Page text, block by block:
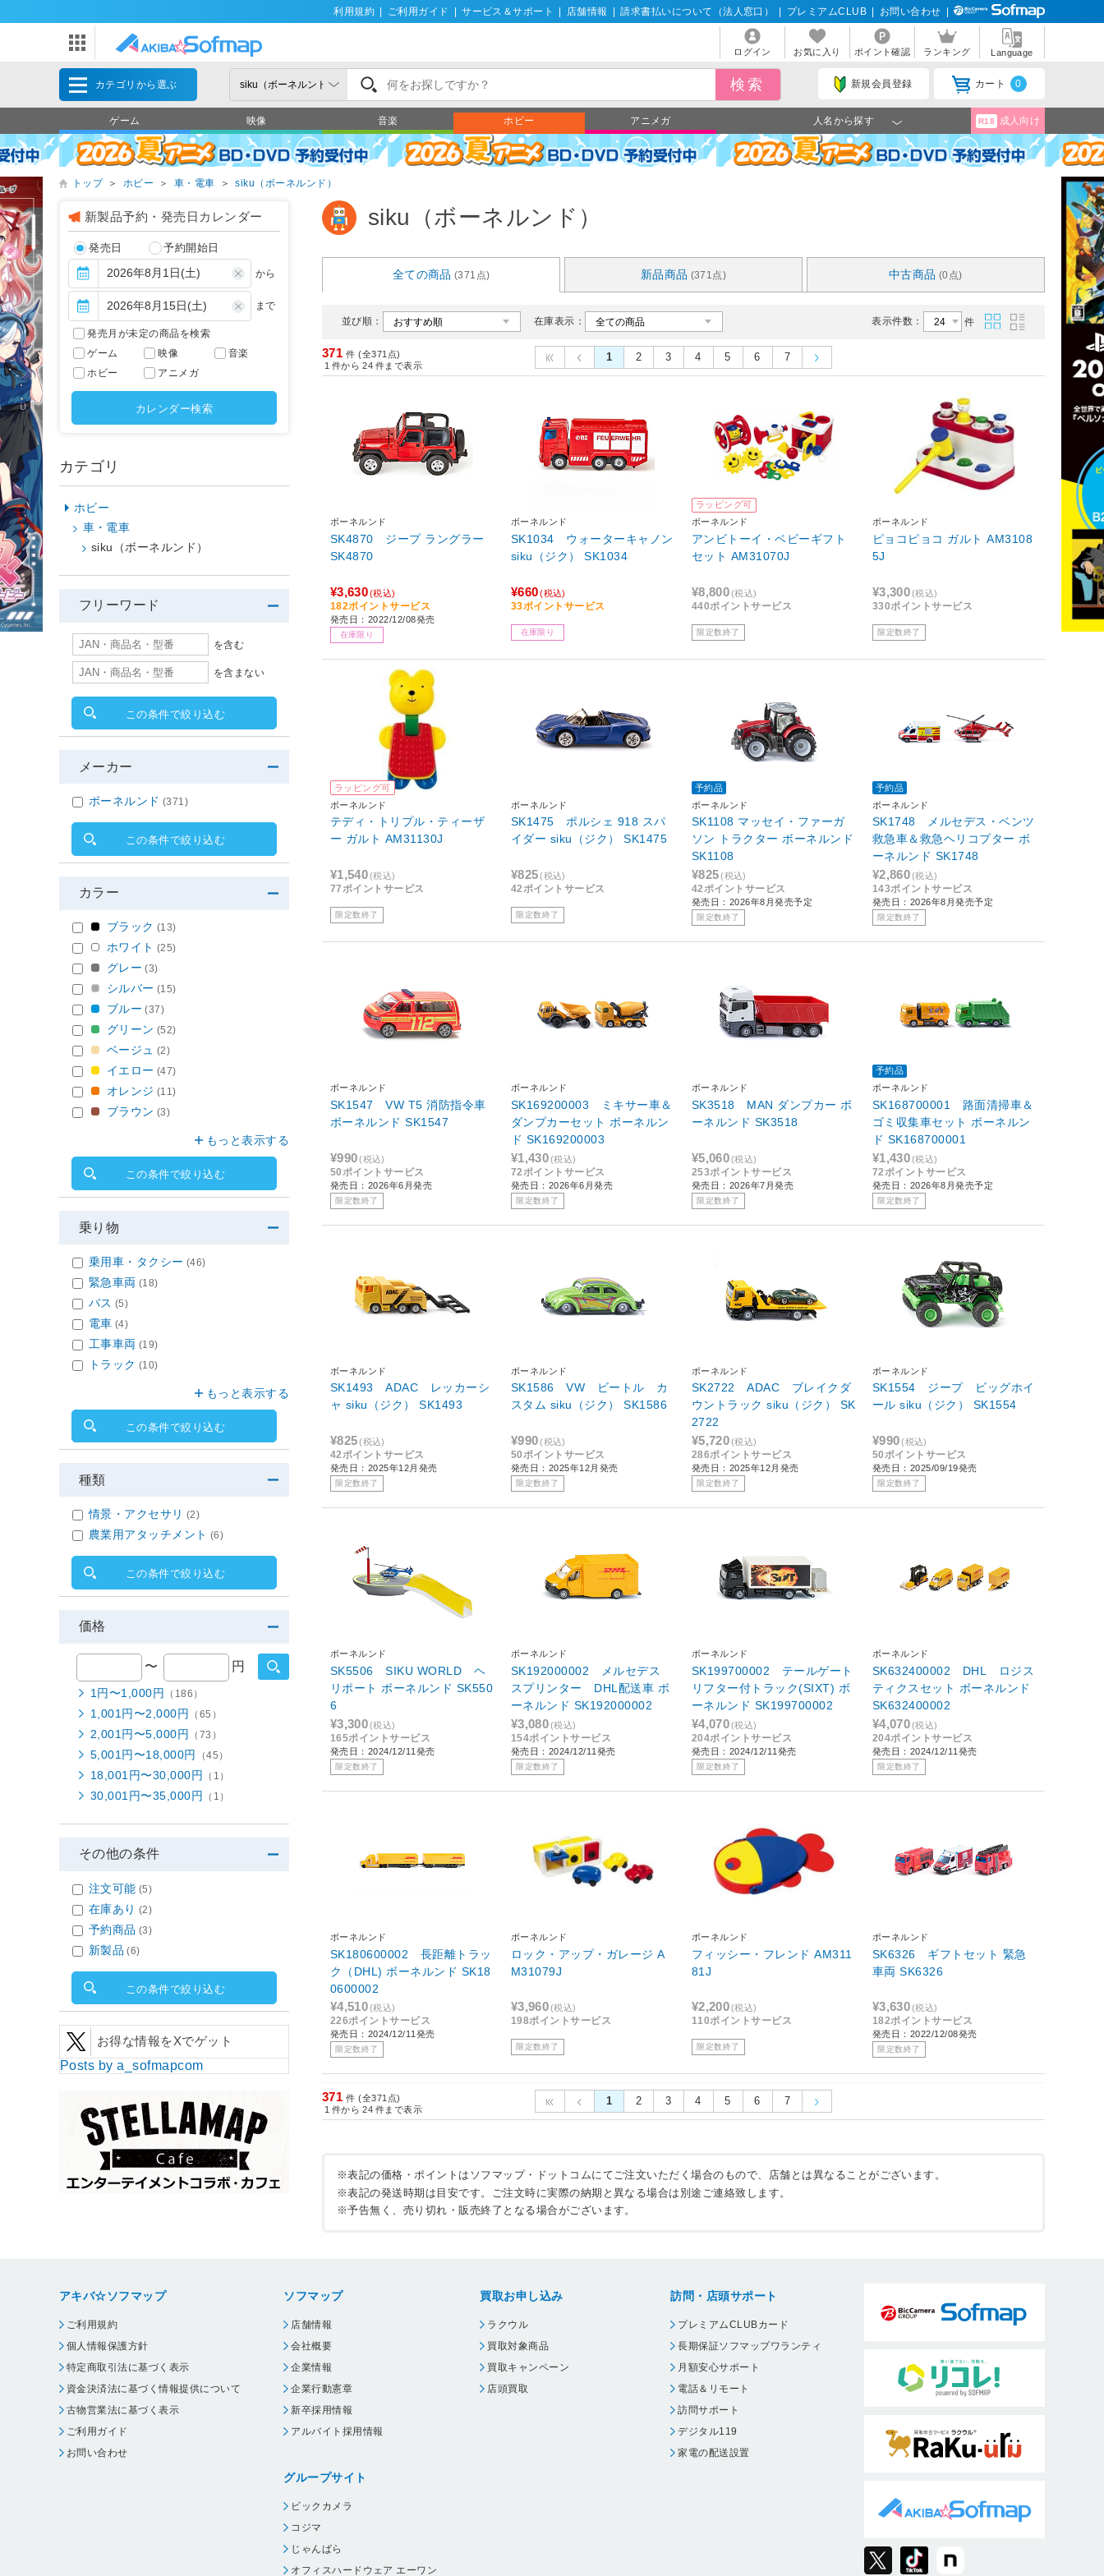
利用規約 ご利用ガイド サービス＆サポート 店舗情報 請求書払いについて（法人窓口） プレミアムCLUB お問い合わせ
ログイン お気に入り ポイント確認 ランキング Language
カテゴリから選ぶ 新規会員登録 カート 0
ゲーム 映像 音楽 ホビー アニメガ 人名から探す R18 成人向け
トップ ＞ ホビー ＞ 車・電車 ＞ siku（ボーネルンド）
siku（ボーネルンド）
全ての商品 (371点) 新品商品 (371点) 中古商品 (0点)
並び順： 在庫表示： 表示件数： 件
371 件 (全371点)
1 件から 24 件まで表示
1 2 3 4 5 6 7
ボーネルンド
SK4870 ジープ ラングラー
SK4870
¥3,630(税込)
182ポイントサービス
発売日：2022/12/08発売
在庫限り
ボーネルンド
SK1034 ウォーターキャノン
siku（ジク） SK1034
¥660 (税込)
33ポイントサービス
在庫限り
ラッピング可
ボーネルンド
アンビトーイ・ベビーギフト
セット AM31070J
¥8,800(税込)
440ポイントサービス
限定数終了
ボーネルンド
ピョコピョコ ガルト AM3108
5J
¥3,300(税込)
330ポイントサービス
限定数終了
ラッピング可
ボーネルンド
テディ・トリプル・ティーザ
ー ガルト AM31130J
¥1,540(税込)
77ポイントサービス
限定数終了
ボーネルンド
SK1475 ポルシェ 918 スパ
イダー siku（ジク） SK1475
¥825 (税込)
42ポイントサービス
限定数終了
予約品
ボーネルンド
SK1108 マッセイ・ファーガ
ソン トラクター ボーネルンド
SK1108
¥825 (税込)
42ポイントサービス
発売日：2026年8月発売予定
限定数終了
予約品
ボーネルンド
SK1748 メルセデス・ベンツ
救急車＆救急ヘリコプター ボ
ーネルンド SK1748
¥2,860(税込)
143ポイントサービス
発売日：2026年8月発売予定
限定数終了
ボーネルンド
SK1547 VW T5 消防指令車
ボーネルンド SK1547
¥990 (税込)
50ポイントサービス
発売日：2026年6月発売
限定数終了
ボーネルンド
SK169200003 ミキサー車＆
ダンプカーセット ボーネルン
ド SK169200003
¥1,430(税込)
72ポイントサービス
発売日：2026年6月発売
限定数終了
ボーネルンド
SK3518 MAN ダンプカー ボ
ーネルンド SK3518
¥5,060(税込)
253ポイントサービス
発売日：2026年7月発売
限定数終了
予約品
ボーネルンド
SK168700001 路面清掃車＆
ゴミ収集車セット ボーネルン
ド SK168700001
¥1,430(税込)
72ポイントサービス
発売日：2026年8月発売予定
限定数終了
ボーネルンド
SK1493 ADAC レッカーシ
ャ siku（ジク） SK1493
¥825 (税込)
42ポイントサービス
発売日：2025年12月発売
限定数終了
ボーネルンド
SK1586 VW ビートル カ
スタム siku（ジク） SK1586
¥990 (税込)
50ポイントサービス
発売日：2025年12月発売
限定数終了
ボーネルンド
SK2722 ADAC ブレイクダ
ウントラック siku（ジク） SK
2722
¥5,720(税込)
286ポイントサービス
発売日：2025年12月発売
限定数終了
ボーネルンド
SK1554 ジープ ビッグホイ
ール siku（ジク） SK1554
¥990 (税込)
50ポイントサービス
発売日：2025/09/19発売
限定数終了
ボーネルンド
SK5506 SIKU WORLD ヘ
リポート ボーネルンド SK550
6
¥3,300(税込)
165ポイントサービス
発売日：2024/12/11発売
限定数終了
ボーネルンド
SK192000002 メルセデス
スプリンター DHL配送車 ボ
ーネルンド SK192000002
¥3,080(税込)
154ポイントサービス
発売日：2024/12/11発売
限定数終了
ボーネルンド
SK199700002 テールゲート
リフター付トラック(SIXT) ボ
ーネルンド SK199700002
¥4,070(税込)
204ポイントサービス
発売日：2024/12/11発売
限定数終了
ボーネルンド
SK632400002 DHL ロジス
ティクスセット ボーネルンド
SK632400002
¥4,070(税込)
204ポイントサービス
発売日：2024/12/11発売
限定数終了
ボーネルンド
SK180600002 長距離トラッ
ク（DHL) ボーネルンド SK18
0600002
¥4,510(税込)
226ポイントサービス
発売日：2024/12/11発売
限定数終了
ボーネルンド
ロック・アップ・ガレージ A
M31079J
¥3,960(税込)
198ポイントサービス
限定数終了
ボーネルンド
フィッシー・フレンド AM311
81J
¥2,200(税込)
110ポイントサービス
限定数終了
ボーネルンド
SK6326 ギフトセット 緊急
車両 SK6326
¥3,630(税込)
182ポイントサービス
発売日：2022/12/08発売
限定数終了
371 件 (全371点)
1 件から 24 件まで表示
1 2 3 4 5 6 7
※表記の価格・ポイントはソフマップ・ドットコムにてご注文いただく場合のもので、店舗とは異なることがございます。
※表記の発送時期は目安です。ご注文時に実際の納期と異なる場合は別途ご連絡致します。
※予告無く、売り切れ・販売終了となる場合がございます。
新製品予約・発売日カレンダー
発売日 予約開始日
から
まで
発売月が未定の商品を検索
ゲーム
映像
音楽
ホビー
アニメガ
カレンダー検索
カテゴリ
ホビー
車・電車
siku（ボーネルンド）
フリーワード
を含む
を含まない
この条件で絞り込む
メーカー
ボーネルンド (371)
この条件で絞り込む
カラー
ブラック (13)
ホワイト (25)
グレー (3)
シルバー (15)
ブルー (37)
グリーン (52)
ベージュ (2)
イエロー (47)
オレンジ (11)
ブラウン (3)
もっと表示する
この条件で絞り込む
乗り物
乗用車・タクシー (46)
緊急車両 (18)
バス (5)
電車 (4)
工事車両 (19)
トラック (10)
もっと表示する
この条件で絞り込む
種類
情景・アクセサリ (2)
農業用アタッチメント (6)
この条件で絞り込む
価格
〜 円
1円〜1,000円 （186）
1,001円〜2,000円 （65）
2,001円〜5,000円 （73）
5,001円〜18,000円 （45）
18,001円〜30,000円 （1）
30,001円〜35,000円 （1）
その他の条件
注文可能 (5)
在庫あり (2)
予約商品 (3)
新製品 (6)
この条件で絞り込む
お得な情報をXでゲット
Posts by a_sofmapcom
アキバ☆ソフマップ
ご利用規約
個人情報保護方針
特定商取引法に基づく表示
資金決済法に基づく情報提供について
古物営業法に基づく表示
ご利用ガイド
お問い合わせ
ソフマップ
店舗情報
会社概要
企業情報
企業行動憲章
新卒採用情報
アルバイト採用情報
グループサイト
ビックカメラ
コジマ
じゃんぱら
オフィスハードウェア エーワン
買取お申し込み
ラクウル
買取対象商品
買取キャンペーン
店頭買取
訪問・店頭サポート
プレミアムCLUBカード
長期保証ソフマップワランティ
月額安心サポート
電話＆リモート
訪問サポート
デジタル119
家電の配送設置